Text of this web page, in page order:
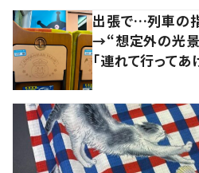
出張で…列車の
→“想定外の光景”
「連れて行ってあ